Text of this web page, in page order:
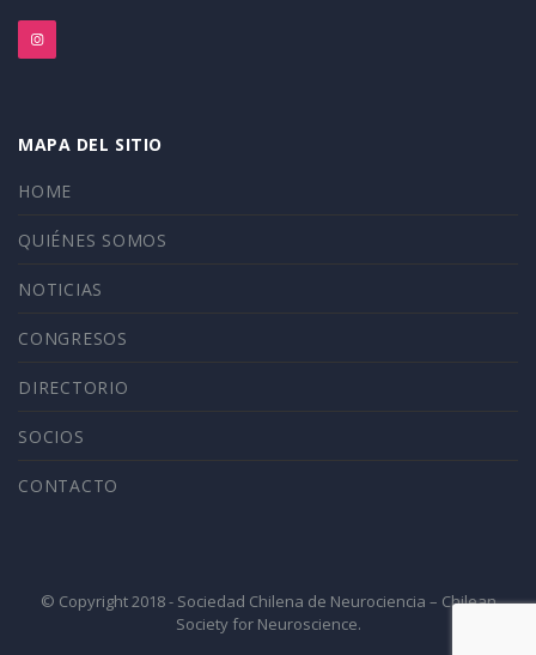
MAPA DEL SITIO
HOME
QUIÉNES SOMOS
NOTICIAS
CONGRESOS
DIRECTORIO
SOCIOS
CONTACTO
© Copyright 2018 - Sociedad Chilena de Neurociencia – Chilean
Society for Neuroscience.